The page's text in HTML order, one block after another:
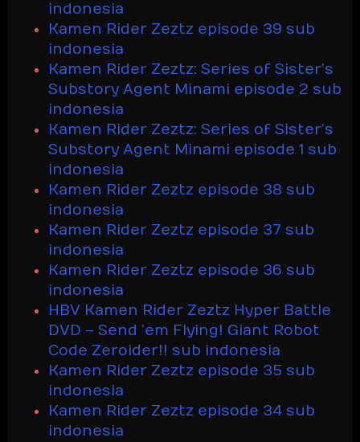
indonesia
Kamen Rider Zeztz episode 39 sub
indonesia
Kamen Rider Zeztz: Series of Sister’s
Substory Agent Minami episode 2 sub
indonesia
Kamen Rider Zeztz: Series of Sister’s
Substory Agent Minami episode 1 sub
indonesia
Kamen Rider Zeztz episode 38 sub
indonesia
Kamen Rider Zeztz episode 37 sub
indonesia
Kamen Rider Zeztz episode 36 sub
indonesia
HBV Kamen Rider Zeztz Hyper Battle
DVD – Send ’em Flying! Giant Robot
Code Zeroider!! sub indonesia
Kamen Rider Zeztz episode 35 sub
indonesia
Kamen Rider Zeztz episode 34 sub
indonesia